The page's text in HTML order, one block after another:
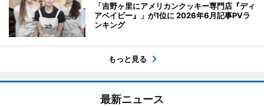
「吉野ヶ里にアメリカンクッキー専門店『ディ
アベイビー』」が1位に 2026年6月記事PVラ
ンキング
もっと見る
最新ニュース